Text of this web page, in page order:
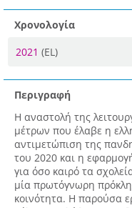
Χρονολογία
2021 (EL)
Περιγραφή
Η αναστολή της
μέτρων που έλαβε η
αντιμετώπιση της
του 2020 και η
για όσο καιρό τα
μία πρωτόγνωρη
κοινότητα. Η παρούσα